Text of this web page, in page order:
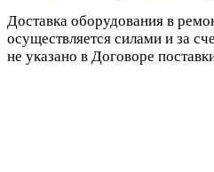
Доставка оборудования в
осуществляется силами и за
не указано в Договоре